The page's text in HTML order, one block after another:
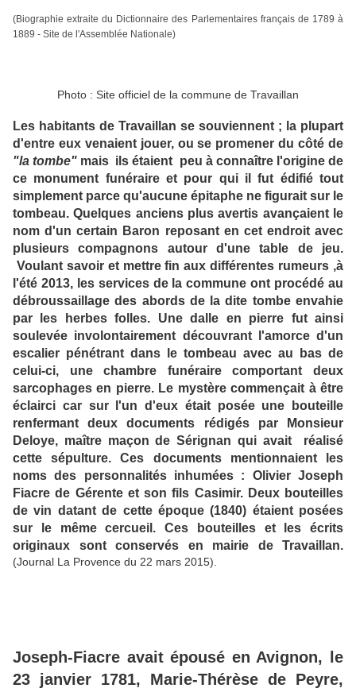
(Biographie extraite du Dictionnaire des Parlementaires français de 1789 à
1889 - Site de l'Assemblée Nationale)
Photo : Site officiel de la commune de Travaillan
Les habitants de Travaillan se souviennent ; la plupart
d'entre eux venaient jouer, ou se promener du côté de
"la tombe" mais ils étaient peu à connaître l'origine de
ce monument funéraire et pour qui il fut édifié tout
simplement parce qu'aucune épitaphe ne figurait sur le
tombeau. Quelques anciens plus avertis avançaient le
nom d'un certain Baron reposant en cet endroit avec
plusieurs compagnons autour d'une table de jeu.
Voulant savoir et mettre fin aux différentes rumeurs ,à
l'été 2013, les services de la commune ont procédé au
débroussaillage des abords de la dite tombe envahie
par les herbes folles. Une dalle en pierre fut ainsi
soulevée involontairement découvrant l'amorce d'un
escalier pénétrant dans le tombeau avec au bas de
celui-ci, une chambre funéraire comportant deux
sarcophages en pierre. Le mystère commençait à être
éclairci car sur l'un d'eux était posée une bouteille
renfermant deux documents rédigés par Monsieur
Deloye, maître maçon de Sérignan qui avait réalisé
cette sépulture. Ces documents mentionnaient les
noms des personnalités inhumées : Olivier Joseph
Fiacre de Gérente et son fils Casimir. Deux bouteilles
de vin datant de cette époque (1840) étaient posées
sur le même cercueil. Ces bouteilles et les écrits
originaux sont conservés en mairie de Travaillan.
(Journal La Provence du 22 mars 2015).
Joseph-Fiacre avait épousé en Avignon, le
23 janvier 1781, Marie-Thérèse de Peyre,